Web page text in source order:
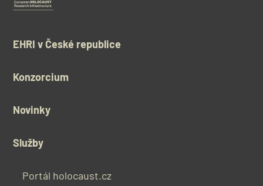
EHRI v České republice
Konzorcium
Novinky
Služby
Portál holocaust.cz